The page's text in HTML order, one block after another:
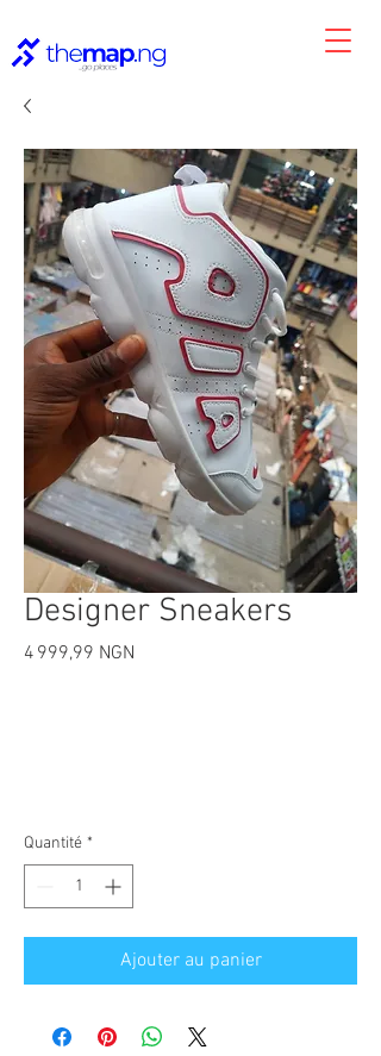
Designer Sneakers
4 999,99 NGN
Quantité *
Ajouter au panier